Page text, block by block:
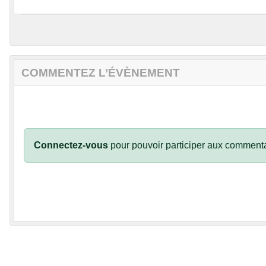
COMMENTEZ L’ÉVÈNEMENT
Connectez-vous pour pouvoir participer aux